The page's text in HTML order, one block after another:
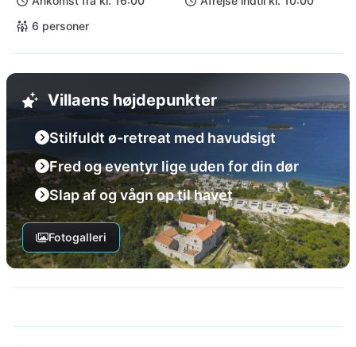
6 personer
Villaens højdepunkter
Stilfuldt ø-retreat med havudsigt
Fred og eventyr lige uden for din dør
Slap af og vågn op til havet
Fotogalleri